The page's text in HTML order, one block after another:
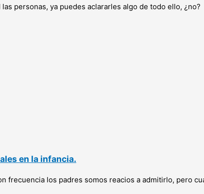
personas, ya puedes aclararles algo de todo ello, ¿no?
en la infancia.
frecuencia los padres somos reacios a admitirlo, pero